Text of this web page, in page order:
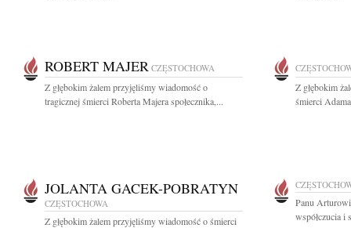
ROBERT MAJER CZĘSTOCHOWA
Z głębokim żalem przyjęliśmy wiadomość o
tragicznej śmierci Roberta Majera społecznika,...
Z głębokim
śmierci
JOLANTA GACEK-POBRATYN
CZĘSTOCHOWA
Z głębokim żalem przyjęliśmy wiadomość o śmierci
Panu
współczucia i